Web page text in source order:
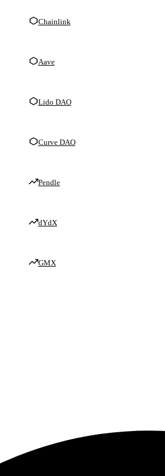
Chainlink
Aave
Lido DAO
Curve DAO
Pendle
dYdX
GMX